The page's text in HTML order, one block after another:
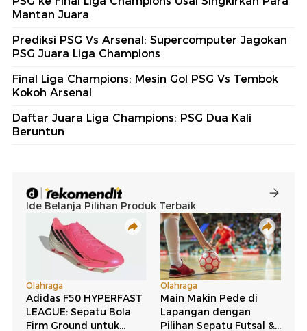
Mantan Juara
Prediksi PSG Vs Arsenal: Supercomputer Jagokan
PSG Juara Liga Champions
Final Liga Champions: Mesin Gol PSG Vs Tembok
Kokoh Arsenal
Daftar Juara Liga Champions: PSG Dua Kali
Beruntun